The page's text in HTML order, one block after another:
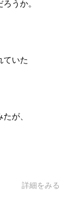
う世間の要望
く制限されて
、「翔」の字
のテレビドラ
紀演じる柴田
、ほわーっと
うか。
ていた
が、
詳細をみる